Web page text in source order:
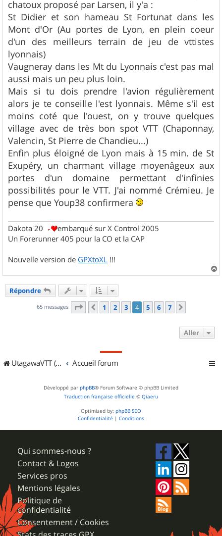
chatoux proposé par Larsen, il y'a :
St Didier et son hameau St Fortunat dans les
Mont d'Or (Au portes de Lyon, en plein coeur
d'un des meilleurs terrain de jeu de vttistes
lyonnais)
Vaugneray dans les Mt du Lyonnais c'est pas mal
aussi mais un peu plus loin.
Mais si tu dois prendre l'avion régulièrement
alors je te conseille l'est lyonnais. Même s'il est
moins coté que l'ouest, on y trouve quelques
village avec de très bon spot VTT (Chaponnay,
Valencin, St Pierre de Chandieu...)
Enfin plus éloigné de Lyon mais à 15 min. de St
Exupéry, un charmant village moyenâgeux aux
portes d'un domaine permettant d'infinies
possibilités pour le VTT. J'ai nommé Crémieu. Je
pense que Youp38 confirmera
Dakota 20
embarqué sur X Control 2005
Un Forerunner 405 pour la CO et la CAP
Nouvelle version de GPXtoXL !!!
a
Répondre
65 messages Page 4sur7
Précédent
1 2 3 4 5 6 7
Aller
UtagawaVTT (Randos VTT et VTTAE avec traces GPS) Accueil forum
Développé par phpBB® Forum Software © phpBB Limited
Traduction française officielle © Qiaeru
Optimized by: phpBB SEO
Confidentialité | Conditions
Qui sommes-nous ?
Contact & Logos
Services pros
Mentions légales
Politique de
confidentialité
Consentement / Cookies